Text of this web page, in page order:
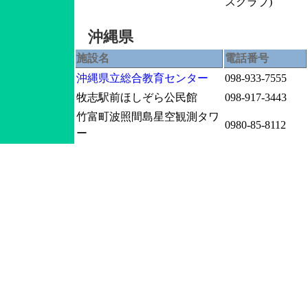
沖縄県
施設名
電話番号
沖縄県立総合教育センター
098-933-7555
牧志駅前ほしぞら公民館
098-917-3443
竹富町波照間島星空観測タワ
ー
0980-85-8112